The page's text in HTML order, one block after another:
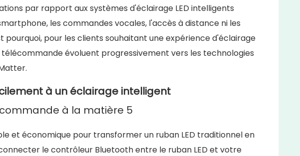
par rapport aux systèmes d'éclairage LED intelligents
les commandes vocales, l'accès à distance ni les
pour les clients souhaitant une expérience d'éclairage
évoluent progressivement vers les technologies
à un éclairage intelligent
et économique pour transformer un ruban LED traditionnel en
le contrôleur Bluetooth entre le ruban LED et votre